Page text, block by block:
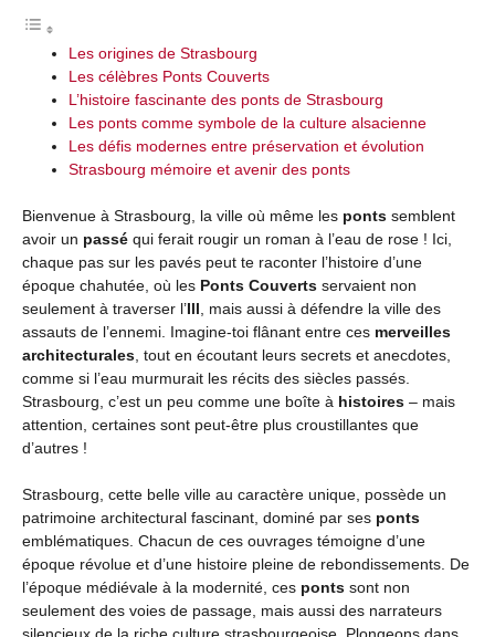
Les origines de Strasbourg
Les célèbres Ponts Couverts
L’histoire fascinante des ponts de Strasbourg
Les ponts comme symbole de la culture alsacienne
Les défis modernes entre préservation et évolution
Strasbourg mémoire et avenir des ponts
Bienvenue à Strasbourg, la ville où même les ponts semblent
avoir un passé qui ferait rougir un roman à l’eau de rose ! Ici,
chaque pas sur les pavés peut te raconter l’histoire d’une
époque chahutée, où les Ponts Couverts servaient non
seulement à traverser l’Ill, mais aussi à défendre la ville des
assauts de l’ennemi. Imagine-toi flânant entre ces merveilles
architecturales, tout en écoutant leurs secrets et anecdotes,
comme si l’eau murmurait les récits des siècles passés.
Strasbourg, c’est un peu comme une boîte à histoires – mais
attention, certaines sont peut-être plus croustillantes que
d’autres !
Strasbourg, cette belle ville au caractère unique, possède un
patrimoine architectural fascinant, dominé par ses ponts
emblématiques. Chacun de ces ouvrages témoigne d’une
époque révolue et d’une histoire pleine de rebondissements. De
l’époque médiévale à la modernité, ces ponts sont non
seulement des voies de passage, mais aussi des narrateurs